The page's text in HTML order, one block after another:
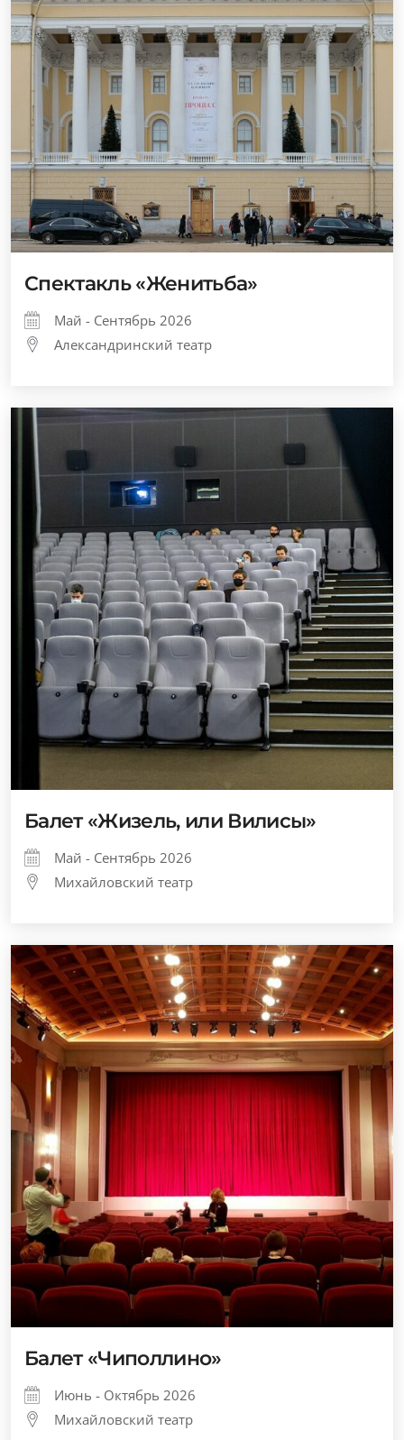
Спектакль «Женитьба»
Май - Сентябрь 2026
Александринский театр
Балет «Жизель, или Вилисы»
Май - Сентябрь 2026
Михайловский театр
Балет «Чиполлино»
Июнь - Октябрь 2026
Михайловский театр